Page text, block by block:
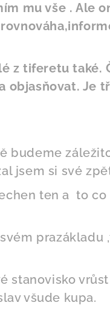
mu vše . Ale
z tiferetu také.
objasňovat. Je
budeme
jsem si své
ten a to co
prazákladu
stanovisko
všude kupa.